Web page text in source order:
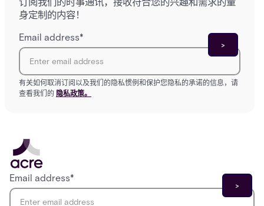
身定制的内容！
Email address*
有关如何取消订阅以及我们的隐私惯例和保护您隐私的承诺的信息，请
查看我们的 隐私政策。
Email address*